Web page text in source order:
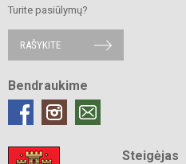
Turite pasiūlymų?
RAŠYKITE
Bendraukime
Steigėjas